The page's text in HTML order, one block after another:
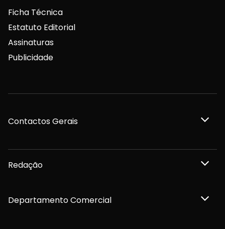
Ficha Técnica
Estatuto Editorial
Assinaturas
Publicidade
Contactos Gerais
Redação
Departamento Comercial